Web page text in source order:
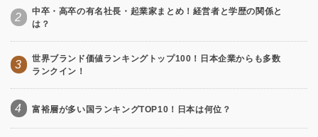
2
中卒・高卒の有名社長・起業家まとめ！経営者と学歴の関係と
は？
3
世界ブランド価値ランキングトップ100！日本企業からも多数
ランクイン！
4 富裕層が多い国ランキングTOP10！日本は何位？